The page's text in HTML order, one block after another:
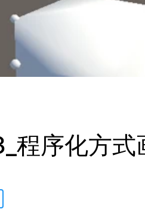
程序化方